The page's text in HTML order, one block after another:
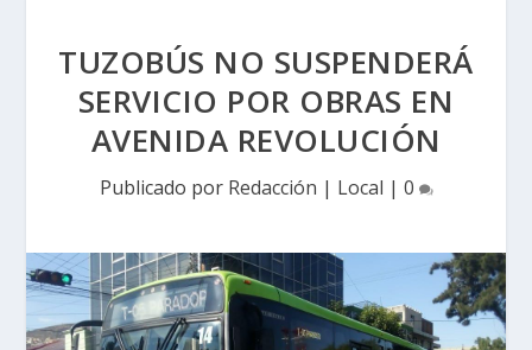
TUZOBÚS NO SUSPENDERÁ
SERVICIO POR OBRAS EN
AVENIDA REVOLUCIÓN
Publicado por Redacción | Local | 0